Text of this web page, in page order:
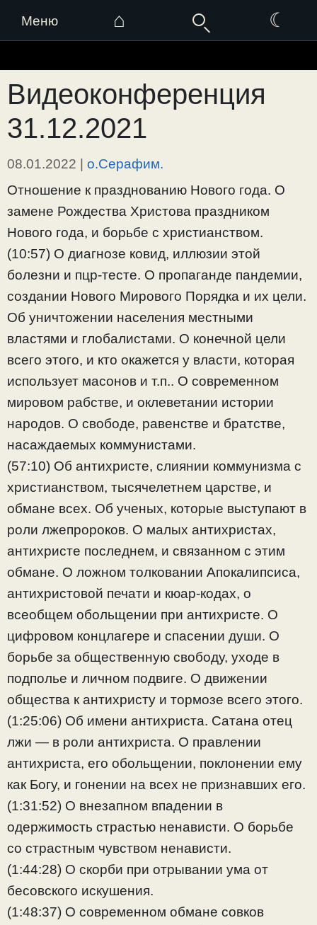
Меню ⌂ ☾
к
содержимому
Видеоконференция
31.12.2021
08.01.2022 | о.Серафим.
Отношение к празднованию Нового года. О
замене Рождества Христова праздником
Нового года, и борьбе с христианством.
(10:57) О диагнозе ковид, иллюзии этой
болезни и пцр-тесте. О пропаганде пандемии,
создании Нового Мирового Порядка и их цели.
Об уничтожении населения местными
властями и глобалистами. О конечной цели
всего этого, и кто окажется у власти, которая
использует масонов и т.п.. О современном
мировом рабстве, и оклеветании истории
народов. О свободе, равенстве и братстве,
насаждаемых коммунистами.
(57:10) Об антихристе, слиянии коммунизма с
христианством, тысячелетнем царстве, и
обмане всех. Об ученых, которые выступают в
роли лжепророков. О малых антихристах,
антихристе последнем, и связанном с этим
обмане. О ложном толковании Апокалипсиса,
антихристовой печати и кюар-кодах, о
всеобщем обольщении при антихристе. О
цифровом концлагере и спасении души. О
борьбе за общественную свободу, уходе в
подполье и личном подвиге. О движении
общества к антихристу и тормозе всего этого.
(1:25:06) Об имени антихриста. Сатана отец
лжи — в роли антихриста. О правлении
антихриста, его обольщении, поклонении ему
как Богу, и гонении на всех не признавших его.
(1:31:52) О внезапном впадении в
одержимость страстью ненависти. О борьбе
со страстным чувством ненависти.
(1:44:28) О скорби при отрывании ума от
бесовского искушения.
(1:48:37) О современном обмане совков